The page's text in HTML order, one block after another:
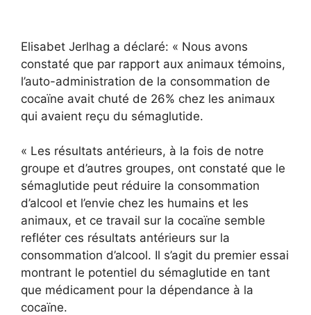
Elisabet Jerlhag a déclaré: « Nous avons
constaté que par rapport aux animaux témoins,
l’auto-administration de la consommation de
cocaïne avait chuté de 26% chez les animaux
qui avaient reçu du sémaglutide.
« Les résultats antérieurs, à la fois de notre
groupe et d’autres groupes, ont constaté que le
sémaglutide peut réduire la consommation
d’alcool et l’envie chez les humains et les
animaux, et ce travail sur la cocaïne semble
refléter ces résultats antérieurs sur la
consommation d’alcool. Il s’agit du premier essai
montrant le potentiel du sémaglutide en tant
que médicament pour la dépendance à la
cocaïne.